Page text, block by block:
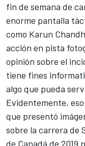
fin de semana de
enorme pantalla
como Karun
acción en pista
opinión sobre el
tiene fines
algo que pueda
Evidentemente,
que presentó
sobre la carrera de
de Canadá de